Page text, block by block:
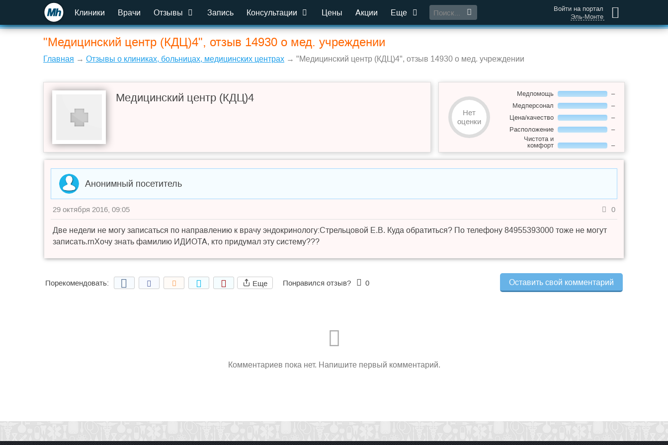
Клиники Врачи Отзывы Запись Консультации Цены Акции Еще
Войти на портал
Эль-Монте
"Медицинский центр (КДЦ)4", отзыв 14930 о мед. учреждении
Главная → Отзывы о клиниках, больницах, медицинских центрах → "Медицинский центр (КДЦ)4", отзыв 14930 о мед. учреждении
Медицинский центр (КДЦ)4
Нет
оценки
Медпомощь
–
Медперсонал
–
Цена/качество
–
Расположение
–
Чистота и
комфорт
–
Анонимный посетитель
0
29 октября 2016, 09:05
Две недели не могу записаться по направлению к врачу эндокринологу:Стрельцовой Е.В. Куда обратиться? По телефону 84955393000 тоже не могут
записать.rnХочу знать фамилию ИДИОТА, кто придумал эту систему???
Оставить свой комментарий
Порекомендовать: Еще Понравился отзыв? 0
Комментариев пока нет. Напишите первый комментарий.